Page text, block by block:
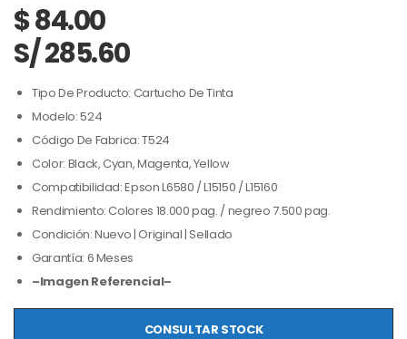
$84.00
S/ 285.60
Tipo De Producto: Cartucho De Tinta
Modelo: 524
Código De Fabrica: T524
Color: Black, Cyan, Magenta, Yellow
Compatibilidad: Epson L6580 / L15150 / L15160
Rendimiento: Colores 18.000 pag. / negreo 7.500 pag.
Condición: Nuevo | Original | Sellado
Garantía: 6 Meses
–Imagen Referencial–
CONSULTAR STOCK